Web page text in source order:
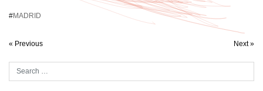
#MADRID
« Previous Next »